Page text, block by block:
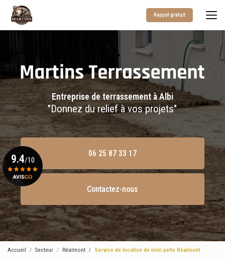
contenu
Rappel gratuit
Entreprise de terrassement à Albi
"Donnez du relief à vos projets"
06 25 87 33 17
Contactez-nous
9.4/10
Voir le certificat
Accueil Secteur Réalmont Service de location de mini pelle Réalmont